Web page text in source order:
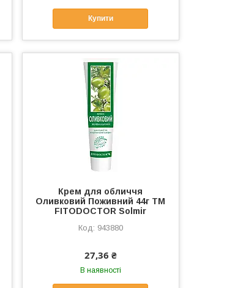
Купити
Крем для обличчя
Оливковий Поживний 44г ТМ
FITODOCTOR Solmir
943880
27,36 ₴
В наявності